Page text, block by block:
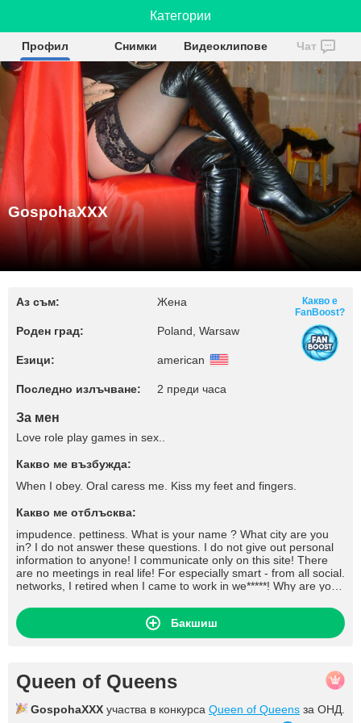
GospohaXXX
Профил Снимки Видеоклипове Чат
GospohaXXX
Аз съм: Жена
Роден град: Poland, Warsaw
Езици: american
Последно излъчване: 2 преди часа
Какво е
FanBoost?
За мен
Love role play games in sex..
Какво ме възбужда:
When I obey. Oral caress me. Kiss my feet and fingers.
Какво ме отблъсква:
impudence. pettiness. What is your name ? What city are you
in? I do not answer these questions. I do not give out personal
information to anyone! I communicate only on this site! There
are no meetings in real life! For especially smart - from all social.
networks, I retired when I came to work in we*****! Why are you
here. ) Rudeness and aggression speak of your self-doubt and
complexes. One who throws dirt cannot have clean hands.
Having nasty models in the chat will not solve your problems.
don't hear you, I don't see you - Guys, the site's wonderful
support service will solve all your questions. Those who like to
read lectures on the topic, how can you show sissies here, are
you not ashamed, go to work, etc. - Condemnation of someone
Бакшиш
Queen of Queens
GospohaXXX участва в конкурса Queen of Queens за ОНД.
Категории